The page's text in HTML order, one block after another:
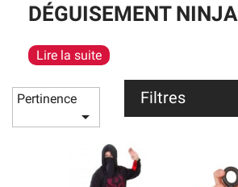
DÉGUISEMENT NINJA
Lire la suite
Pertinence

Filtres